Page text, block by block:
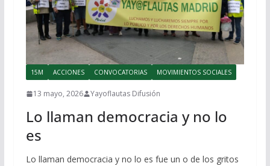
15M ACCIONES CONVOCATORIAS MOVIMIENTOS SOCIALES
13 mayo, 2026 Yayoflautas Difusión
Lo llaman democracia y no lo
es
Lo llaman democracia y no lo es fue un o de los gritos